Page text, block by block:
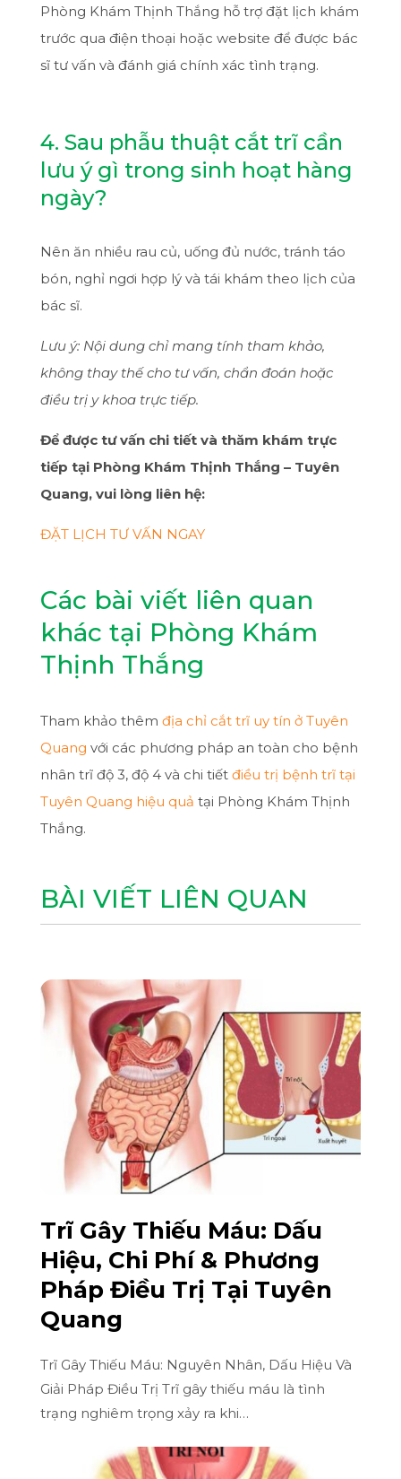
Phòng Khám Thịnh Thắng hỗ trợ đặt lịch khám
trước qua điện thoại hoặc website để được bác
sĩ tư vấn và đánh giá chính xác tình trạng.
4. Sau phẫu thuật cắt trĩ cần
lưu ý gì trong sinh hoạt hàng
ngày?
Nên ăn nhiều rau củ, uống đủ nước, tránh táo
bón, nghỉ ngơi hợp lý và tái khám theo lịch của
bác sĩ.
Lưu ý: Nội dung chỉ mang tính tham khảo,
không thay thế cho tư vấn, chẩn đoán hoặc
điều trị y khoa trực tiếp.
Để được tư vấn chi tiết và thăm khám trực
tiếp tại Phòng Khám Thịnh Thắng – Tuyên
Quang, vui lòng liên hệ:
ĐẶT LỊCH TƯ VẤN NGAY
Các bài viết liên quan
khác tại Phòng Khám
Thịnh Thắng
Tham khảo thêm địa chỉ cắt trĩ uy tín ở Tuyên
Quang với các phương pháp an toàn cho bệnh
nhân trĩ độ 3, độ 4 và chi tiết điều trị bệnh trĩ tại
Tuyên Quang hiệu quả tại Phòng Khám Thịnh
Thắng.
BÀI VIẾT LIÊN QUAN
Trĩ Gây Thiếu Máu: Dấu
Hiệu, Chi Phí & Phương
Pháp Điều Trị Tại Tuyên
Quang
Trĩ Gây Thiếu Máu: Nguyên Nhân, Dấu Hiệu Và
Giải Pháp Điều Trị Trĩ gây thiếu máu là tình
trạng nghiêm trọng xảy ra khi…